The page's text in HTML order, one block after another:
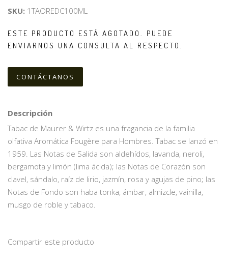
SKU: 1TAOREDC100ML
ESTE PRODUCTO ESTÁ AGOTADO. PUEDE
ENVIARNOS UNA CONSULTA AL RESPECTO.
CONTÁCTANOS
Descripción
Tabac de Maurer & Wirtz es una fragancia de la familia
olfativa Aromática Fougère para Hombres. Tabac se lanzó en
1959. Las Notas de Salida son aldehídos, lavanda, neroli,
bergamota y limón (lima ácida); las Notas de Corazón son
clavel, sándalo, raíz de lirio, jazmín, rosa y agujas de pino; las
Notas de Fondo son haba tonka, ámbar, almizcle, vainilla,
musgo de roble y tabaco.
Compartir este producto